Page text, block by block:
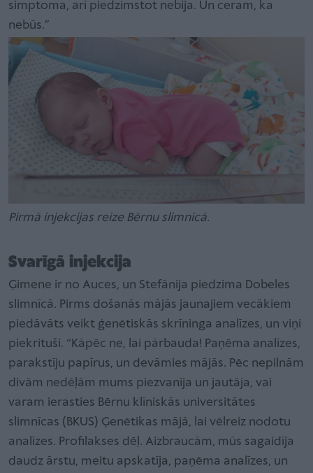
simptoma, arī piedzimstot nebija. Un ceram, ka
nebūs.”
Pirmā injekcijas reize Bērnu slimnīcā.
Svarīgā injekcija
Ģimene ir no Auces, un Stefānija piedzima Dobeles
slimnīcā. Pirms došanās mājās jaunajiem vecākiem
piedāvāts veikt ģenētiskās skrīninga analīzes, un viņi
piekrituši. “Kāpēc ne, lai pārbauda! Paņēma analīzes,
parakstīju papīrus, un devāmies mājās. Pēc nepilnām
divām nedēļām mums piezvanīja un jautāja, vai
varam ierasties Bērnu klīniskās universitātes
slimnīcas (BKUS) Ģenētikas mājā, lai vēlreiz nodotu
analīzes. Profilakses dēļ. Aizbraucām, mūs sagaidīja
daudz ārstu, meitu apskatīja, paņēma analīzes, un